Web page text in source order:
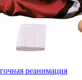
реанимация